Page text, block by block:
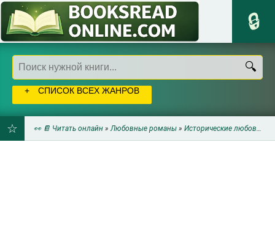
СПИСОК ВСЕХ ЖАНРОВ
👀 📔 Читать онлайн »Любовные романы » Исторические любовные романы